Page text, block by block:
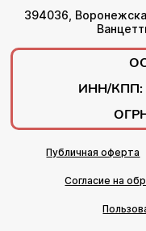
394036,
ИНН/КПП:
Публичная оферта
Согласие на